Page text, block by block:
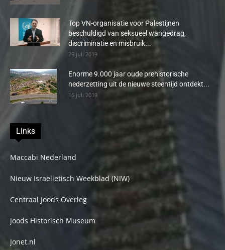
Top VN-organisatie voor Palestijnen
beschuldigd van seksueel wangedrag,
discriminatie en misbruik...
29 juli 2019
Enorme 9.000 jaar oude prehistorische
nederzetting uit de nieuwe steentijd ontdekt...
16 juli 2019
Links
Maccabi Nederland
Nieuw Israelietisch Weekblad (NIW)
Centraal Joods Overleg
Joods Historisch Museum
Jonet.nl